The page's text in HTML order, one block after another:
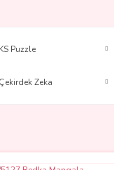
KS Puzzle
Çekirdek Zeka